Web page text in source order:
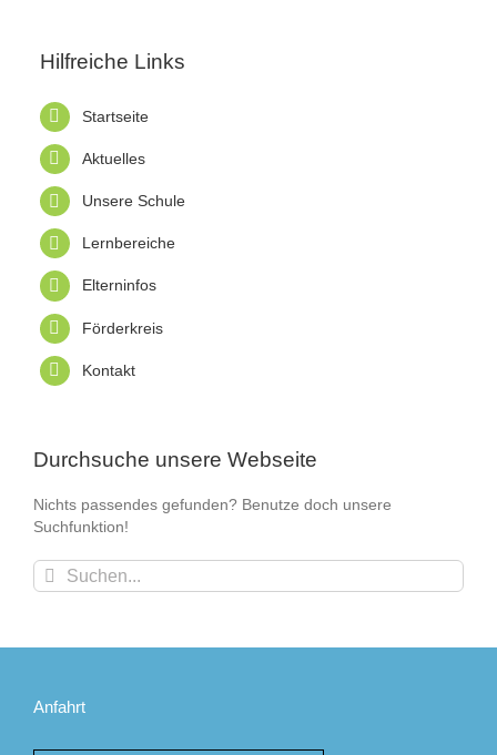
Hilfreiche Links
Startseite
Aktuelles
Unsere Schule
Lernbereiche
Elterninfos
Förderkreis
Kontakt
Durchsuche unsere Webseite
Nichts passendes gefunden? Benutze doch unsere
Suchfunktion!
Suche
nach:
Anfahrt